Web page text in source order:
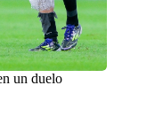
un duelo